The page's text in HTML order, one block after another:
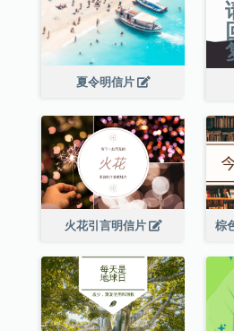
夏令明信片
火花引言明信片